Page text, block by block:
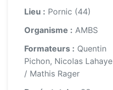
Lieu : Pornic (44)
Organisme : AMBS
Formateurs : Quentin
Pichon, Nicolas Lahaye
/ Mathis Rager